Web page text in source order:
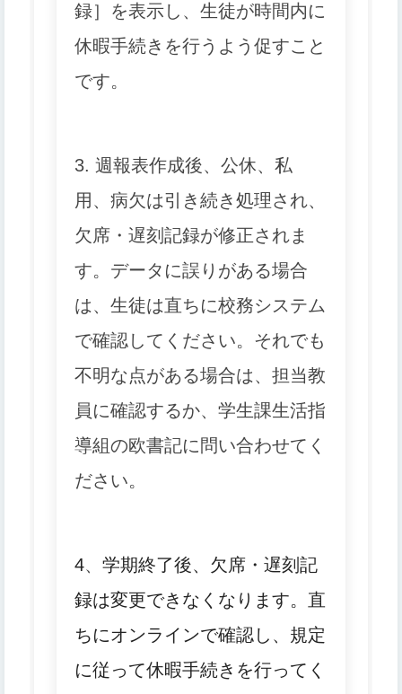
録］を表示し、生徒が時間内に
休暇手続きを行うよう促すこと
です。
3. 週報表作成後、公休、私
用、病欠は引き続き処理され、
欠席・遅刻記録が修正されま
す。 データに誤りがある場合
は、生徒は直ちに校務システム
で確認してください。 それでも
不明な点がある場合は、担当教
員に確認するか、学生課生活指
導組の欧書記に問い合わせてく
ださい。
4、 学期終了後、欠席・遅刻記
録は変更できなくなります。 直
ちにオンラインで確認し、規定
に従って休暇手続きを行ってく